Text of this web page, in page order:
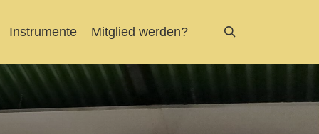
Instrumente Mitglied werden?